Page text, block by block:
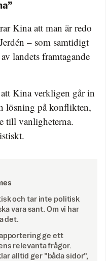
Kina att man är redo
– som samtidigt
landets framtagande
Kina verkligen går in
lösning på konflikten,
till vanligheterna.
och tar inte politisk
vara sant. Om vi har
det.
ge ett
relevanta frågor.
alltid ger ”båda sidor”,